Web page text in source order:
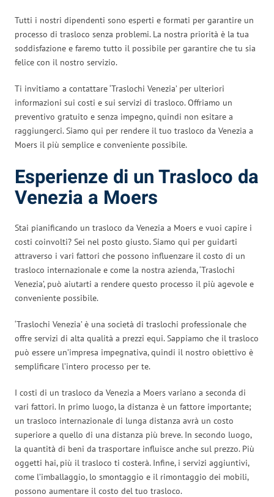
Tutti i nostri dipendenti sono esperti e formati per garantire un
processo di trasloco senza problemi. La nostra priorità è la tua
soddisfazione e faremo tutto il possibile per garantire che tu sia
felice con il nostro servizio.
Ti invitiamo a contattare ‘Traslochi Venezia’ per ulteriori
informazioni sui costi e sui servizi di trasloco. Offriamo un
preventivo gratuito e senza impegno, quindi non esitare a
raggiungerci. Siamo qui per rendere il tuo trasloco da Venezia a
Moers il più semplice e conveniente possibile.
Esperienze di un Trasloco da
Venezia a Moers
Stai pianificando un trasloco da Venezia a Moers e vuoi capire i
costi coinvolti? Sei nel posto giusto. Siamo qui per guidarti
attraverso i vari fattori che possono influenzare il costo di un
trasloco internazionale e come la nostra azienda, ‘Traslochi
Venezia’, può aiutarti a rendere questo processo il più agevole e
conveniente possibile.
‘Traslochi Venezia’ è una società di traslochi professionale che
offre servizi di alta qualità a prezzi equi. Sappiamo che il trasloco
può essere un’impresa impegnativa, quindi il nostro obiettivo è
semplificare l’intero processo per te.
I costi di un trasloco da Venezia a Moers variano a seconda di
vari fattori. In primo luogo, la distanza è un fattore importante;
un trasloco internazionale di lunga distanza avrà un costo
superiore a quello di una distanza più breve. In secondo luogo,
la quantità di beni da trasportare influisce anche sul prezzo. Più
oggetti hai, più il trasloco ti costerà. Infine, i servizi aggiuntivi,
come l’imballaggio, lo smontaggio e il rimontaggio dei mobili,
possono aumentare il costo del tuo trasloco.